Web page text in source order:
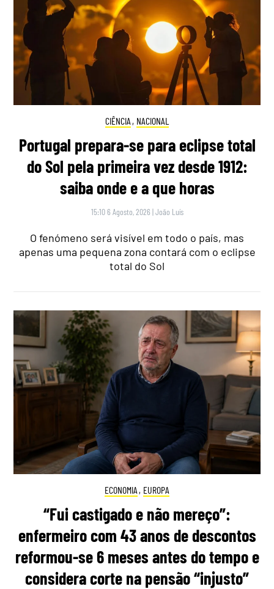
CIÊNCIA , NACIONAL
Portugal prepara-se para eclipse total
do Sol pela primeira vez desde 1912:
saiba onde e a que horas
15:10 6 Agosto, 2026 |João Luís
O fenómeno será visível em todo o país, mas
apenas uma pequena zona contará com o eclipse
total do Sol
ECONOMIA , EUROPA
“Fui castigado e não mereço”:
enfermeiro com 43 anos de descontos
reformou-se 6 meses antes do tempo e
considera corte na pensão “injusto”